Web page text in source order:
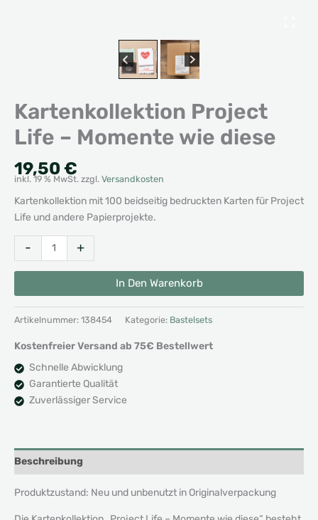
Kartenkollektion Project
Life – Momente wie diese
19,50 €
inkl. 19 % MwSt. zzgl. Versandkosten
Kartenkollektion mit 100 beidseitig bedruckten Karten für Project
Life und andere Papierprojekte.
-
Kartenkollektion
Project
Life
-
Momente
wie
diese
+
In Den Warenkorb
Artikelnummer: 138454 Kategorie: Bastelsets
Kostenfreier Versand ab 75€ Bestellwert
Schnelle Abwicklung
Garantierte Qualität
Zuverlässiger Service
Beschreibung
Produktzustand: Neu und unbenutzt in Originalverpackung